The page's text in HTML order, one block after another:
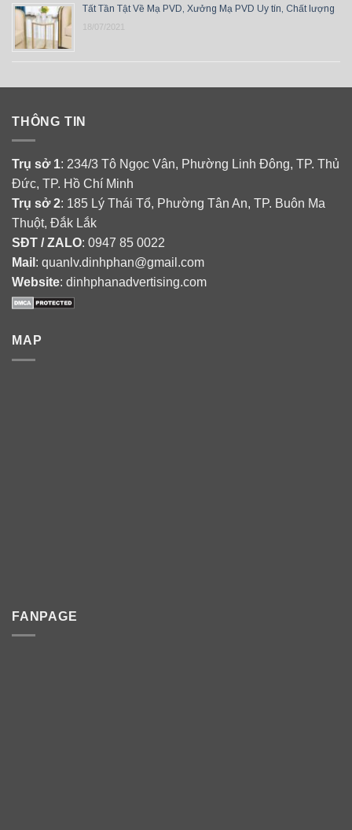
Tất Tần Tật Về Mạ PVD, Xưởng Mạ PVD Uy tín, Chất lượng
18/07/2021
THÔNG TIN
Trụ sở 1: 234/3 Tô Ngọc Vân, Phường Linh Đông, TP. Thủ
Đức, TP. Hồ Chí Minh
Trụ sở 2: 185 Lý Thái Tổ, Phường Tân An, TP. Buôn Ma
Thuột, Đắk Lắk
SĐT / ZALO: 0947 85 0022
Mail : quanlv.dinhphan@gmail.com
Website: dinhphanadvertising.com
MAP
FANPAGE